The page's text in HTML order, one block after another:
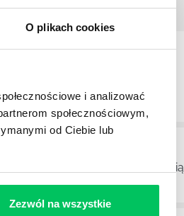
O plikach cookies
i analizować
społecznościowym,
od Ciebie lub
Zezwól na wszystkie
wszystkich związanych z
a ich praca stanowi
biznesowych. Z pewnością